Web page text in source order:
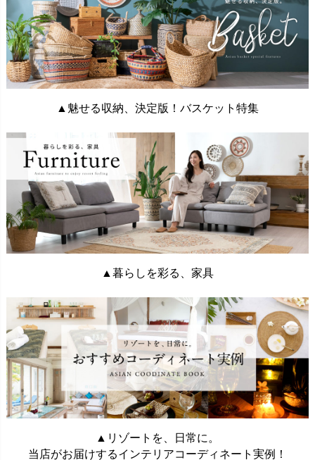
▲魅せる収納、決定版！バスケット特集
▲暮らしを彩る、家具
▲リゾートを、日常に。
当店がお届けするインテリアコーディネート実例！